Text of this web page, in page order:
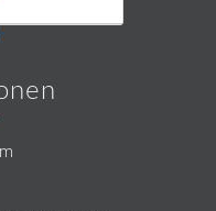
rating